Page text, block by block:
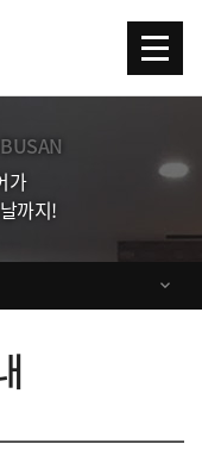
가
까지!